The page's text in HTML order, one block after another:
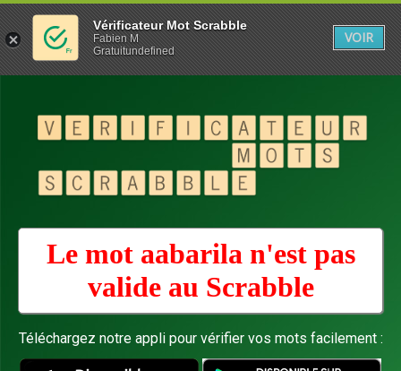
Le mot aabarila n'est pas
valide au Scrabble
Téléchargez notre appli pour vérifier vos mots facilement :
Vérificateur Mot Scrabble
Fabien M
Gratuitundefined
VOIR